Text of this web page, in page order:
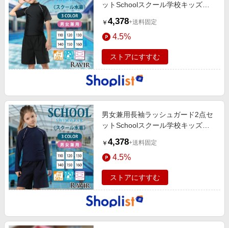
ットSchoolスクール学校キッズ子
￥ 4,378+送料固定
4.5%
ストアにすすむ
男女兼用長袖ラッシュガード2点セ
ットSchoolスクール学校キッズ子
￥ 4,378+送料固定
4.5%
ストアにすすむ